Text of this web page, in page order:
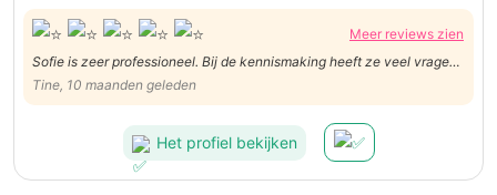
Meer reviews zien
Sofie is zeer professioneel. Bij de kennismaking heeft ze veel vragen
gesteld en alles goed genoteerd. Het klikte ook direct met de hond.
Aanrader!
Tine, 10 maanden geleden
Het profiel bekijken